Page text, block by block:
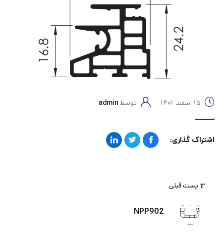
۱۵ اسفند ۱۴۰۱ توسط admin
اشتراک گذاری:
پست قبلی
NPP902